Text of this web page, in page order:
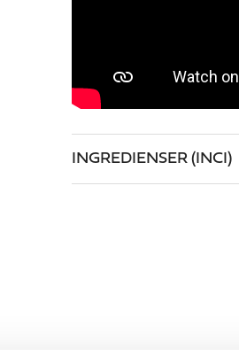
INGREDIENSER (INCI)